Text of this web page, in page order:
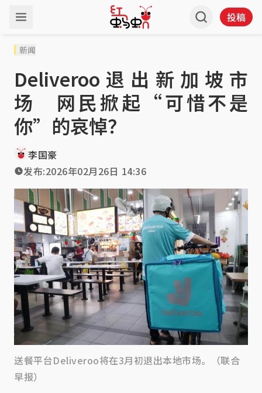
投稿
新闻
Deliveroo退出新加坡市
场 网民掀起“可惜不是
你”的哀悼？
李国豪
发布:2026年02月26日 14:36
送餐平台Deliveroo将在3月初退出本地市场。（联合
早报）